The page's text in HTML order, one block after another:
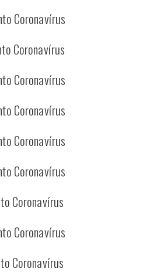
Coronavírus
Coronavírus
Coronavírus
Coronavírus
Coronavírus
Coronavírus
Coronavírus
Coronavírus
Coronavírus